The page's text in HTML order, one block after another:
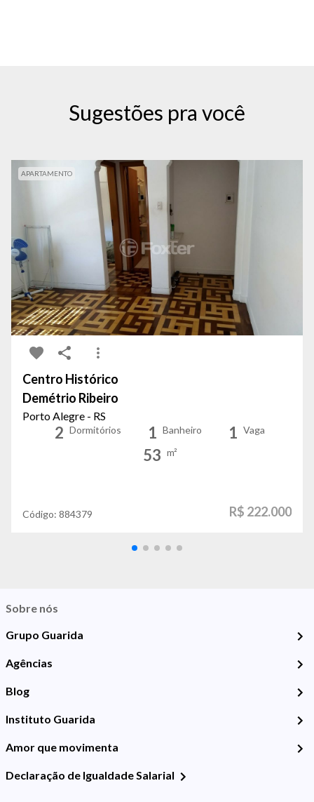
Sugestões pra você
APARTAMENTO
Centro Histórico
Demétrio Ribeiro
Porto Alegre - RS
2 Dormitórios 1 Banheiro 1 Vaga
53 m²
Código: 884379 R$ 222.000
Sobre nós
Grupo Guarida
Agências
Blog
Instituto Guarida
Amor que movimenta
Declaração de Igualdade Salarial